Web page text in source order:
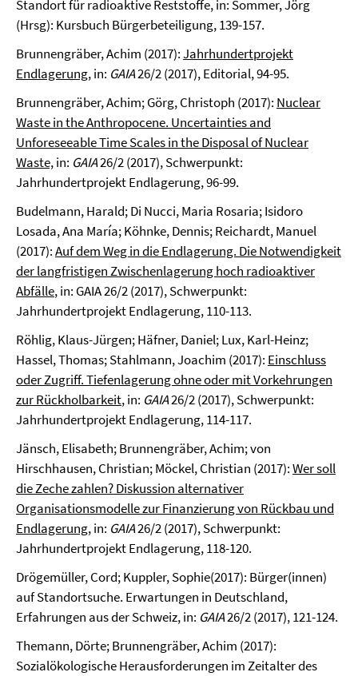
Standort für radioaktive Reststoffe, in: Sommer, Jörg
(Hrsg): Kursbuch Bürgerbeteiligung, 139-157.
Brunnengräber, Achim (2017):Jahrhundertprojekt
Endlagerung, in: GAIA26/2 (2017), Editorial, 94-95.
Brunnengräber, Achim; Görg, Christoph (2017): Nuclear
Waste in the Anthropocene. Uncertainties and
Unforeseeable Time Scales in the Disposal of Nuclear
Waste,in: GAIA26/2 (2017), Schwerpunkt:
Jahrhundertprojekt Endlagerung, 96-99.
Budelmann, Harald; Di Nucci, Maria Rosaria; Isidoro
Losada, Ana María; Köhnke, Dennis; Reichardt, Manuel
(2017):Auf dem Weg in die Endlagerung. Die Notwendigkeit
der langfristigen Zwischenlagerung hoch radioaktiver
Abfälle, in: GAIA 26/2 (2017), Schwerpunkt:
Jahrhundertprojekt Endlagerung, 110-113.
Röhlig, Klaus-Jürgen; Häfner, Daniel; Lux, Karl-Heinz;
Hassel, Thomas; Stahlmann, Joachim (2017): Einschluss
oder Zugriff. Tiefenlagerung ohne oder mit Vorkehrungen
zur Rückholbarkeit, in: GAIA26/2 (2017), Schwerpunkt:
Jahrhundertprojekt Endlagerung, 114-117.
Jänsch, Elisabeth; Brunnengräber, Achim; von
Hirschhausen, Christian; Möckel, Christian (2017):Wer soll
die Zeche zahlen? Diskussion alternativer
Organisationsmodelle zur Finanzierung von Rückbau und
Endlagerung, in: GAIA26/2 (2017), Schwerpunkt:
Jahrhundertprojekt Endlagerung, 118-120.
Drögemüller, Cord; Kuppler, Sophie(2017): Bürger(innen)
auf Standortsuche. Erwartungen in Deutschland,
Erfahrungen aus der Schweiz, in: GAIA26/2 (2017), 121-124.
Themann, Dörte; Brunnengräber, Achim (2017):
Sozialökologische Herausforderungen im Zeitalter des